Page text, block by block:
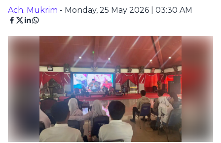
Ach. Mukrim - Monday, 25 May 2026 | 03:30 AM